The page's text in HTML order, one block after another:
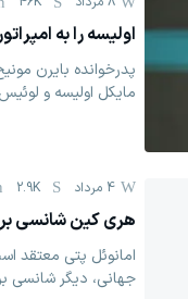
اولیسه را به
پدرخوانده بایرن
مایکل اولیسه و
4 مرداد 2.9K
هری کین شانسی
امانوئل پتی معتقد
جهانی، دیگر شانسی برای